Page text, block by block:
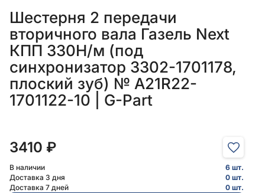
Шестерня 2 передачи
вторичного вала Газель Next
КПП 330Н/м (под
синхронизатор 3302-1701178,
плоский зуб) № A21R22-
1701122-10 | G-Part
3410 ₽
В наличии
6 шт.
Доставка 3 дня
0 шт.
Доставка 7 дней
0 шт.